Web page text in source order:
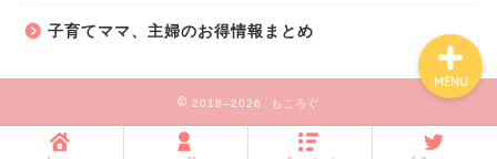
子育てママ、主婦のお得情報まとめ
2018–2026 もころぐ
MENU